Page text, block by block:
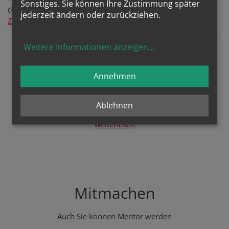
Gesichter - Geteilte Erfahrung bringt doppeltes Glück
Zum Artikel vom 02.05.2020
Unser Ziel
Zukunft für junge Arbeitsuchende
weiterlesen
Mitmachen
Auch Sie können Mentor werden
Sonstiges. Sie können Ihre Zustimmung später
jederzeit ändern oder zurückziehen.
Weitere Informationen anzeigen...
Ablehnen
Annehmen